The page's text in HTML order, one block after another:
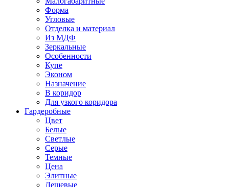
Форма
Угловые
Отделка и материал
Из МДФ
Зеркальные
Особенности
Купе
Эконом
Назначение
В коридор
Для узкого коридора
Гардеробные
Цвет
Белые
Светлые
Серые
Темные
Цена
Элитные
Дешевые